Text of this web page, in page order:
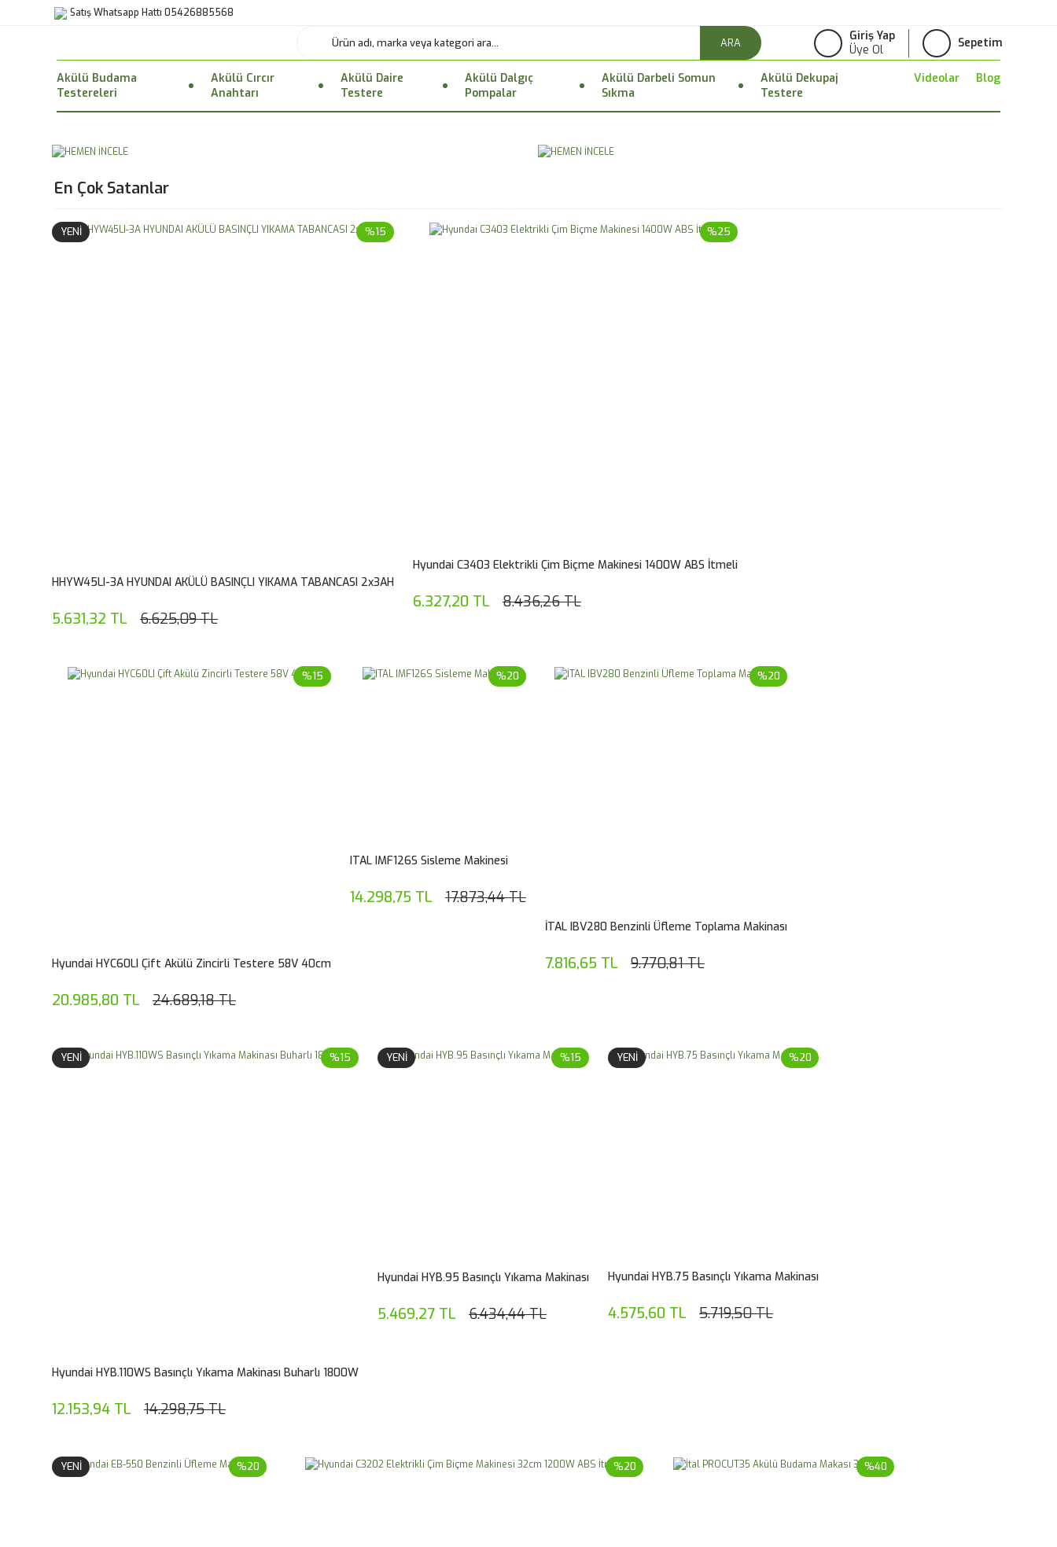
Satış Whatsapp Hattı 05426885568
ARA
Giriş Yap
Üye Ol
Sepetim
Akülü Budama
Testereleri
Akülü Cırcır
Anahtarı
Akülü Daire
Testere
Akülü Dalgıç
Pompalar
Akülü Darbeli Somun
Sıkma
Akülü Dekupaj
Testere
Videolar Blog
En Çok Satanlar
%15
YENİ
HHYW45LI-3A HYUNDAI AKÜLÜ BASINÇLI YIKAMA TABANCASI 2x3AH
5.631,32 TL 6.625,09 TL
%25
Hyundai C3403 Elektrikli Çim Biçme Makinesi 1400W ABS İtmeli
6.327,20 TL 8.436,26 TL
%15
Hyundai HYC60LI Çift Akülü Zincirli Testere 58V 40cm
20.985,80 TL 24.689,18 TL
%20
ITAL IMF126S Sisleme Makinesi
14.298,75 TL 17.873,44 TL
%20
İTAL IBV280 Benzinli Üfleme Toplama Makinası
7.816,65 TL 9.770,81 TL
%15
YENİ
Hyundai HYB.110WS Basınçlı Yıkama Makinası Buharlı 1800W
12.153,94 TL 14.298,75 TL
%15
YENİ
Hyundai HYB.95 Basınçlı Yıkama Makinası
5.469,27 TL 6.434,44 TL
%20
YENİ
Hyundai HYB.75 Basınçlı Yıkama Makinası
4.575,60 TL 5.719,50 TL
%20
YENİ %20 %40